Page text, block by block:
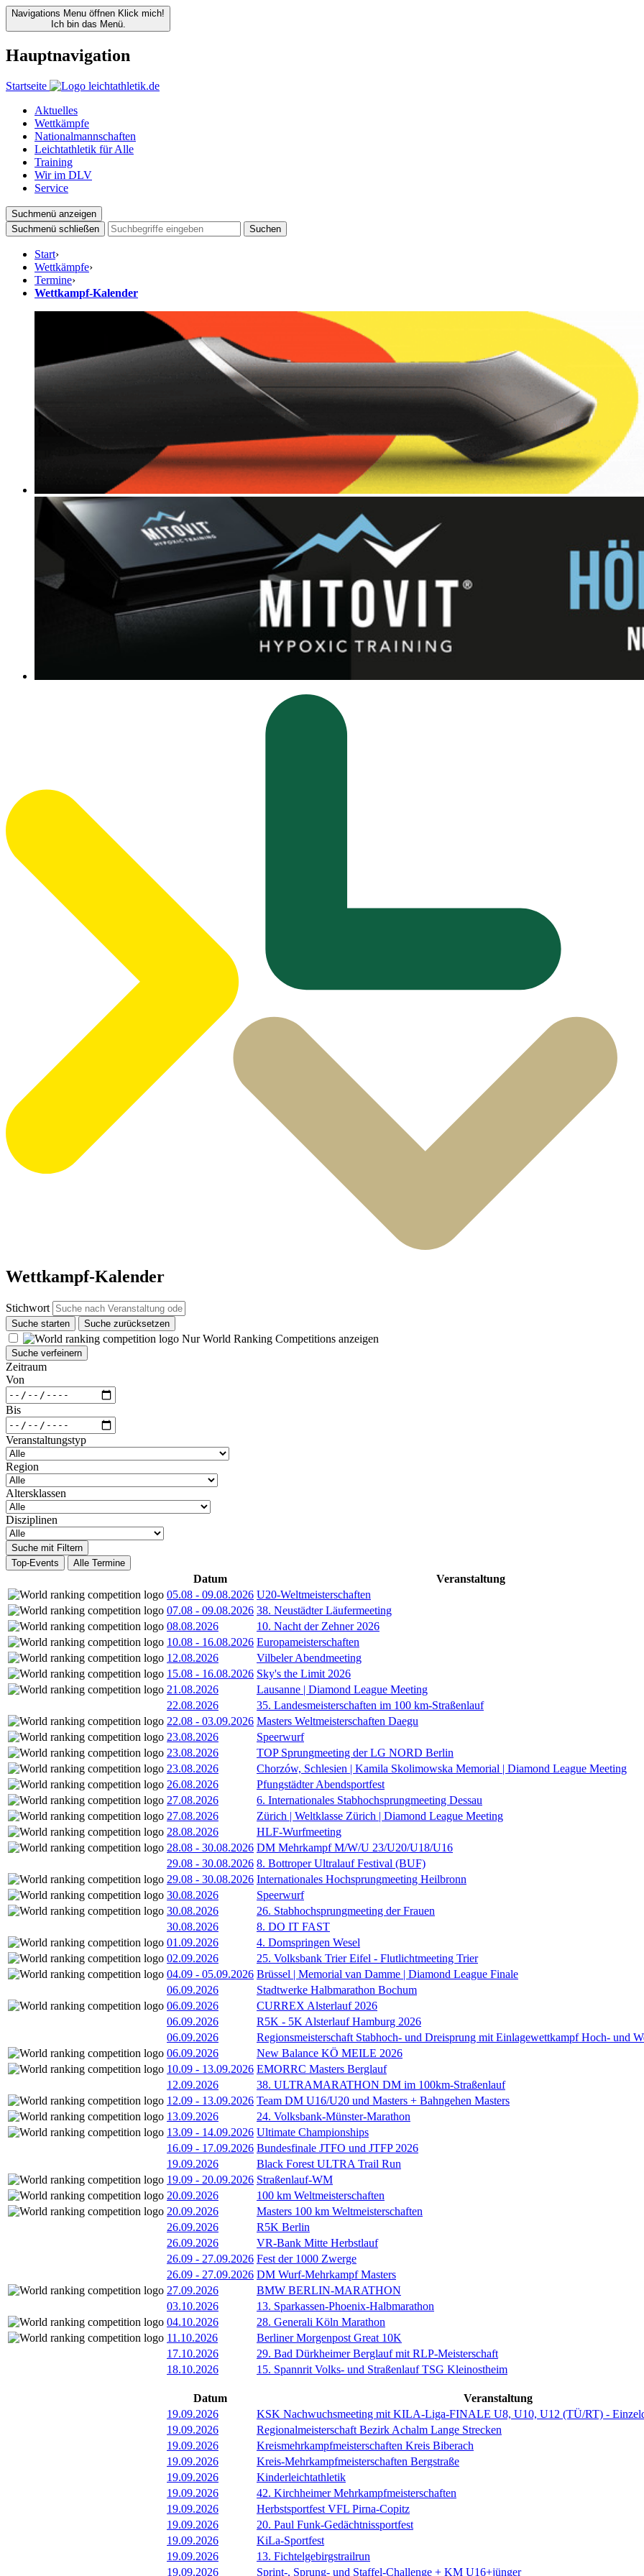
Navigations Menu öffnen Klick mich!
Ich bin das Menü.
Hauptnavigation
Startseite
Aktuelles
Wettkämpfe
Nationalmannschaften
Leichtathletik für Alle
Training
Wir im DLV
Service
Suchmenü anzeigen
Suchmenü schließen
Suchen
Start›
Wettkämpfe›
Termine›
Wettkampf-Kalender
Wettkampf-Kalender
Stichwort
Suche starten Suche zurücksetzen
Nur World Ranking Competitions anzeigen
Suche verfeinern
Zeitraum
Von
Bis
Veranstaltungstyp
Region
Altersklassen
Disziplinen
Suche mit Filtern
Top-Events
Alle Termine
Datum Veranstaltung
05.08 - 09.08.2026 U20-Weltmeisterschaften
07.08 - 09.08.2026 38. Neustädter Läufermeeting
08.08.2026
10. Nacht der Zehner 2026
10.08 - 16.08.2026 Europameisterschaften
12.08.2026
Vilbeler Abendmeeting
15.08 - 16.08.2026 Sky's the Limit 2026
21.08.2026
Lausanne | Diamond League Meeting
22.08.2026
35. Landesmeisterschaften im 100 km-Straßenlauf
22.08 - 03.09.2026 Masters Weltmeisterschaften Daegu
23.08.2026
Speerwurf
23.08.2026
TOP Sprungmeeting der LG NORD Berlin
23.08.2026
Chorzów, Schlesien | Kamila Skolimowska Memorial | Diamond League Meeting
26.08.2026
Pfungstädter Abendsportfest
27.08.2026
6. Internationales Stabhochsprungmeeting Dessau
27.08.2026
Zürich | Weltklasse Zürich | Diamond League Meeting
28.08.2026
HLF-Wurfmeeting
28.08 - 30.08.2026 DM Mehrkampf M/W/U 23/U20/U18/U16
29.08 - 30.08.2026 8. Bottroper Ultralauf Festival (BUF)
29.08 - 30.08.2026 Internationales Hochsprungmeeting Heilbronn
30.08.2026
Speerwurf
30.08.2026
26. Stabhochsprungmeeting der Frauen
30.08.2026
8. DO IT FAST
01.09.2026
4. Domspringen Wesel
02.09.2026
25. Volksbank Trier Eifel - Flutlichtmeeting Trier
04.09 - 05.09.2026 Brüssel | Memorial van Damme | Diamond League Finale
06.09.2026
Stadtwerke Halbmarathon Bochum
06.09.2026
CURREX Alsterlauf 2026
06.09.2026
R5K - 5K Alsterlauf Hamburg 2026
06.09.2026
Regionsmeisterschaft Stabhoch- und Dreisprung mit Einlagewettkampf Hoch- und
06.09.2026
New Balance KÖ MEILE 2026
10.09 - 13.09.2026 EMORRC Masters Berglauf
12.09.2026
38. ULTRAMARATHON DM im 100km-Straßenlauf
12.09 - 13.09.2026 Team DM U16/U20 und Masters + Bahngehen Masters
13.09.2026
24. Volksbank-Münster-Marathon
13.09 - 14.09.2026 Ultimate Championships
16.09 - 17.09.2026 Bundesfinale JTFO und JTFP 2026
19.09.2026
Black Forest ULTRA Trail Run
19.09 - 20.09.2026 Straßenlauf-WM
20.09.2026
100 km Weltmeisterschaften
20.09.2026
Masters 100 km Weltmeisterschaften
26.09.2026
R5K Berlin
26.09.2026
VR-Bank Mitte Herbstlauf
26.09 - 27.09.2026 Fest der 1000 Zwerge
26.09 - 27.09.2026 DM Wurf-Mehrkampf Masters
27.09.2026
BMW BERLIN-MARATHON
03.10.2026
13. Sparkassen-Phoenix-Halbmarathon
04.10.2026
28. Generali Köln Marathon
11.10.2026
Berliner Morgenpost Great 10K
17.10.2026
29. Bad Dürkheimer Berglauf mit RLP-Meisterschaft
18.10.2026
15. Spannrit Volks- und Straßenlauf TSG Kleinostheim
Datum Veranstaltung
19.09.2026
KSK Nachwuchsmeeting mit KILA-Liga-FINALE U8, U10, U12 (TÜ/RT) -
19.09.2026
Regionalmeisterschaft Bezirk Achalm Lange Strecken
19.09.2026
Kreismehrkampfmeisterschaften Kreis Biberach
19.09.2026
Kreis-Mehrkampfmeisterschaften Bergstraße
19.09.2026
Kinderleichtathletik
19.09.2026
42. Kirchheimer Mehrkampfmeisterschaften
19.09.2026
Herbstsportfest VFL Pirna-Copitz
19.09.2026
20. Paul Funk-Gedächtnissportfest
19.09.2026
KiLa-Sportfest
19.09.2026
13. Fichtelgebirgstrailrun
19.09.2026
Sprint-, Sprung- und Staffel-Challenge + KM U16+jünger